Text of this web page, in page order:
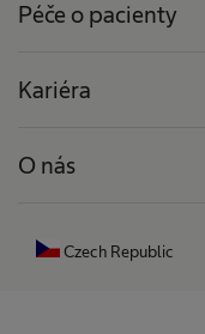
Péče o pacienty
Kariéra
O nás
Czech Republic